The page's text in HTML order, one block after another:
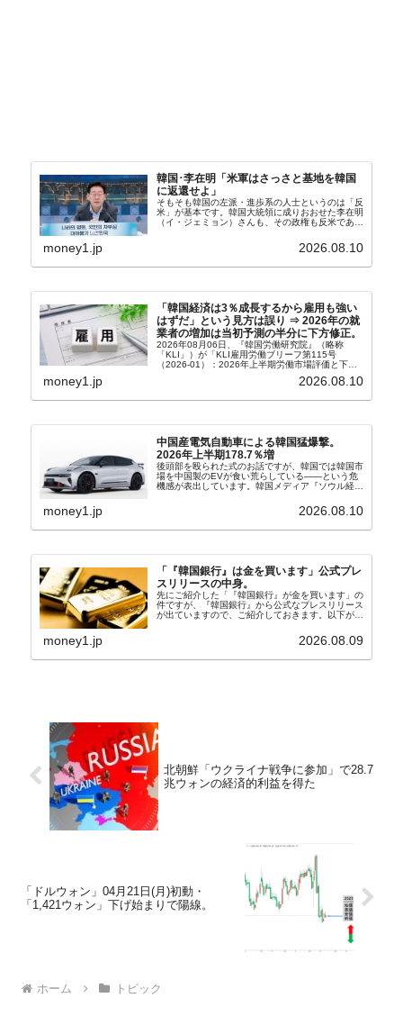
韓国･李在明「米軍はさっさと基地を韓国
に返還せよ」
そもそも韓国の左派・進歩系の人士というのは「反
米」が基本です。韓国大統領に成りおおせた李在明
（イ・ジェミョン）さんも、その政権も反米であ
（アン・ギュベク）さんが国防部長（長官）を努め
money1.jp 2026.08.10
「韓国経済は3％成長するから雇用も強い
はずだ」という見方は誤り ⇒ 2026年の就
業者の増加は当初予測の半分に下方修正。
2026年08月06日、『韓国労働研究院』（略称
「KLI」）が「KLI雇用労働ブリーフ第115号
（2026-01）：2026年上半期労働市場評価と下半
度もご紹介していますが、政府が何よりも大...
money1.jp 2026.08.10
中国産電気自動車による韓国猛爆撃。
2026年上半期178.7％増
後頭部を殴られた式のお話ですが、韓国では韓国市
場を中国製のEVが食い荒らしている――という危
機感が表出しています。韓国メディア『ソウル経
ルは「中国EVの大攻勢…東風もプジョーと手を組
money1.jp 2026.08.10
「『韓国銀行』は金を買います」公式プレ
スリリースの中身。
先にご紹介した「『韓国銀行』が金を買います」の
件ですが、『韓国銀行』から公式なプレスリリース
が出ていますので、ご紹介しておきます。以下が全
れ協力体制を構築□『韓国銀行』は、国内生産金の
money1.jp 2026.08.09
北朝鮮「ウクライナ戦争に参加」で28.7
兆ウォンの経済的利益を得た
「ドルウォン」04月21日(月)初動・
「1,421ウォン」下げ始まりで陽線。
ホーム トピック